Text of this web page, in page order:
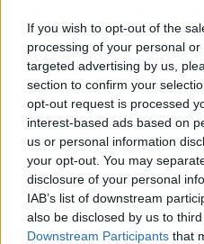
If you wish to opt-out of the
processing of your personal
targeted advertising by us,
section to confirm your
opt-out request is processed
interest-based ads based on
us or personal information
your opt-out. You may
disclosure of your personal
IAB’s list of downstream
also be disclosed by us to
Downstream Participants that
Kelta
éves
Hetek
az